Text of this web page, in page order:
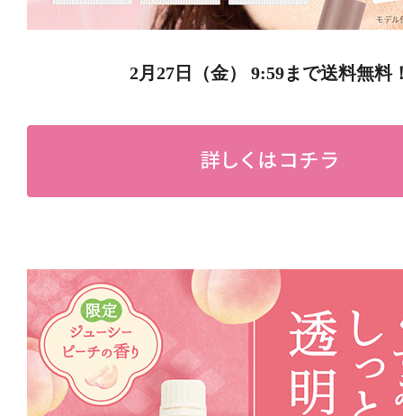
2月27日（金） 9:59まで送料無料